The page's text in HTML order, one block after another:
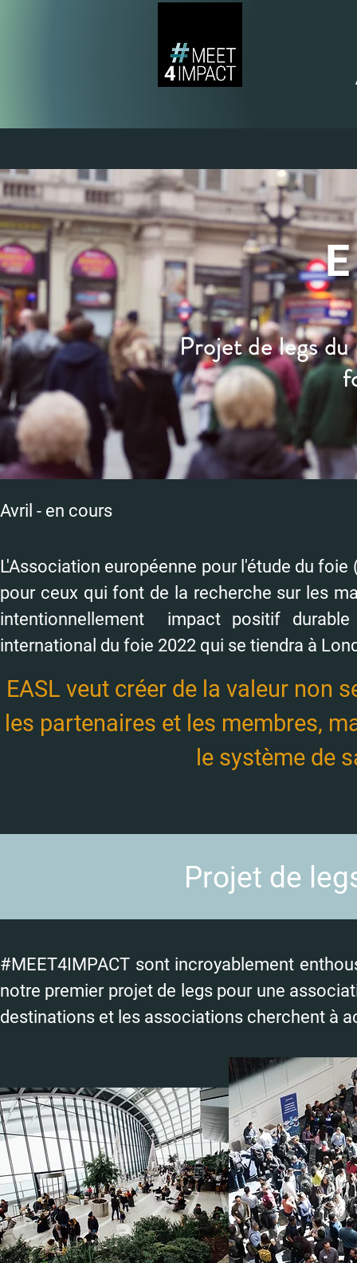
Projet de legs
Avril - en cours
L'Association européenne pour l'étude du
pour ceux qui font de la recherche sur les
intentionnellement impact positif
international du foie 2022 qui se tiendra à
EASL veut créer de la valeur non
les partenaires et les membres,
le système de
Projet de
#MEET4IMPACT sont incroyablement
notre premier projet de legs pour une
destinations et les associations cherchent à